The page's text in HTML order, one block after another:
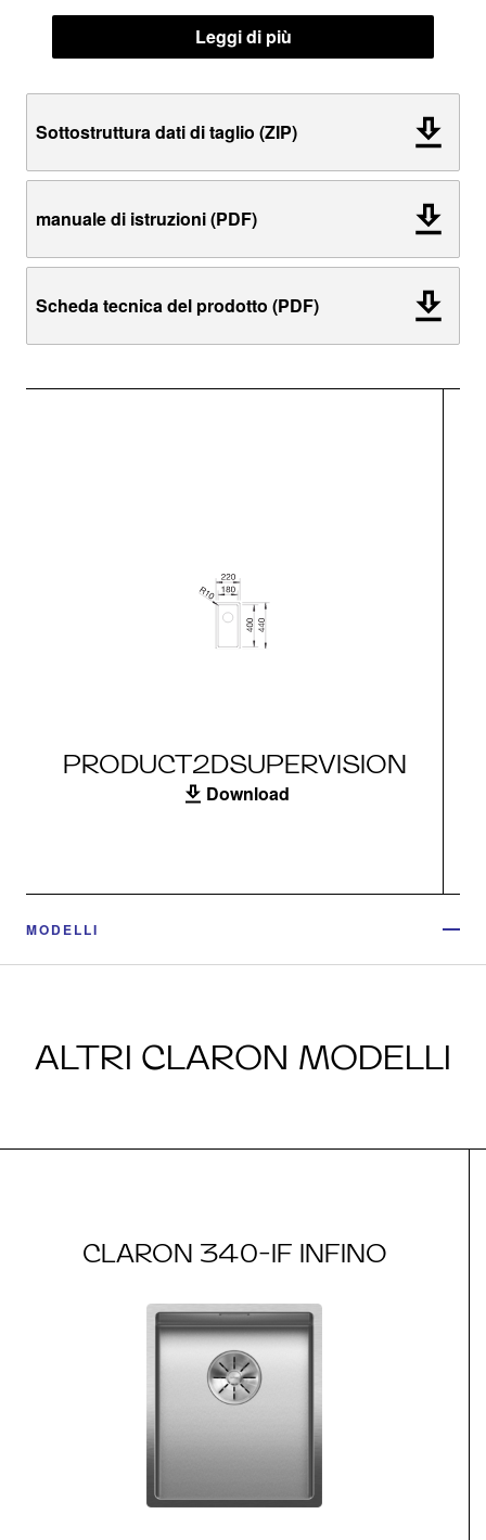
Leggi di più
Sottostruttura dati di taglio (ZIP)
manuale di istruzioni (PDF)
Scheda tecnica del prodotto (PDF)
PRODUCT2DSUPERVISION
Download
MODELLI
ALTRI CLARON MODELLI
CLARON 340-IF INFINO